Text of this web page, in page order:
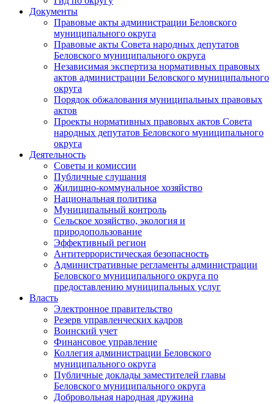
Документы
Правовые акты администрации Беловского
муниципального округа
Правовые акты Совета народных депутатов
Беловского муниципального округа
Независимая экспертиза нормативных правовых
актов администрации Беловского муниципального
округа
Порядок обжалования муниципальных правовых
актов
Проекты нормативных правовых актов Совета
народных депутатов Беловского муниципального
округа
Деятельность
Советы и комиссии
Публичные слушания
Жилищно-коммунальное хозяйство
Национальная политика
Муниципальный контроль
Сельское хозяйство, экология и
природопользование
Эффективный регион
Антитеррористическая безопасность
Административные регламенты администрации
Беловского муниципального округа по
предоставлению муниципальных услуг
Власть
Электронное правительство
Резерв управленческих кадров
Воинский учет
Финансовое управление
Коллегия администрации Беловского
муниципального округа
Публичные доклады заместителей главы
Беловского муниципального округа
Добровольная народная дружина